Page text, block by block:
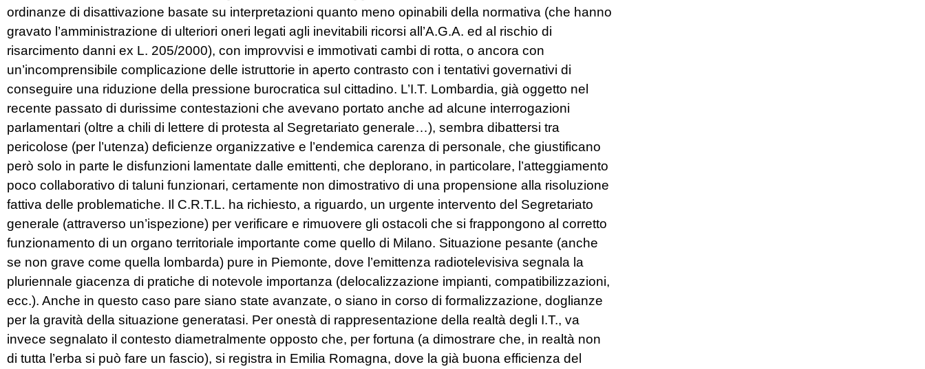
ordinanze di disattivazione basate su interpretazioni quanto meno opinabili della normativa (che hanno
gravato l’amministrazione di ulteriori oneri legati agli inevitabili ricorsi all’A.G.A. ed al rischio di
risarcimento danni ex L. 205/2000), con improvvisi e immotivati cambi di rotta, o ancora con
un’incomprensibile complicazione delle istruttorie in aperto contrasto con i tentativi governativi di
conseguire una riduzione della pressione burocratica sul cittadino. L’I.T. Lombardia, già oggetto nel
recente passato di durissime contestazioni che avevano portato anche ad alcune interrogazioni
parlamentari (oltre a chili di lettere di protesta al Segretariato generale…), sembra dibattersi tra
pericolose (per l’utenza) deficienze organizzative e l’endemica carenza di personale, che giustificano
però solo in parte le disfunzioni lamentate dalle emittenti, che deplorano, in particolare, l’atteggiamento
poco collaborativo di taluni funzionari, certamente non dimostrativo di una propensione alla risoluzione
fattiva delle problematiche. Il C.R.T.L. ha richiesto, a riguardo, un urgente intervento del Segretariato
generale (attraverso un’ispezione) per verificare e rimuovere gli ostacoli che si frappongono al corretto
funzionamento di un organo territoriale importante come quello di Milano. Situazione pesante (anche
se non grave come quella lombarda) pure in Piemonte, dove l’emittenza radiotelevisiva segnala la
pluriennale giacenza di pratiche di notevole importanza (delocalizzazione impianti, compatibilizzazioni,
ecc.). Anche in questo caso pare siano state avanzate, o siano in corso di formalizzazione, doglianze
per la gravità della situazione generatasi. Per onestà di rappresentazione della realtà degli I.T., va
invece segnalato il contesto diametralmente opposto che, per fortuna (a dimostrare che, in realtà non
di tutta l’erba si può fare un fascio), si registra in Emilia Romagna, dove la già buona efficienza del